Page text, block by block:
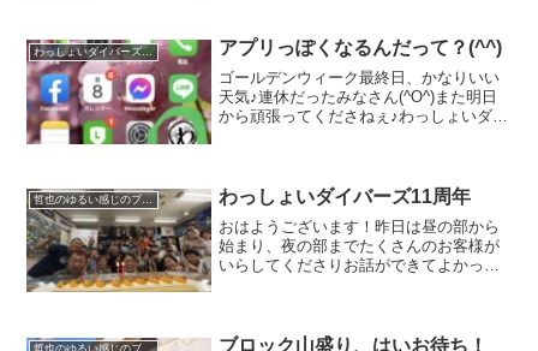
す。 でもまだ自虐ネタに走ります笑冬
ですが出会いと別れですね...
わっしょいダイバーズの日常 アプリっぽくなるんだって？(^^)
ゴールデンウィーク最終日、かなりいい
天気♪連休だったみなさん(^O^)また明日
から頑張ってくださねぇ♪わっしょいダイ
れま...
哲也のゆるい感じのブログ わっしょいダイバーズ11周年
おはようございます！昨日は昼の部から
始まり、夜の部までたくさんのお客様が
いらしてくださりお話ができてよかった
の外でやらせてもらいまし...
哲也のゆるい感じのブログ ブロック山盛り、はいお待ち！